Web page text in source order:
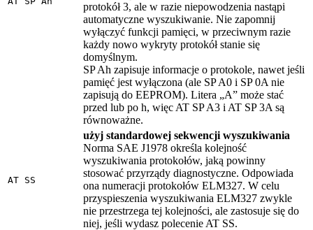
protokół 3, ale w razie niepowodzenia nastąpi
automatyczne wyszukiwanie. Nie zapomnij
wyłączyć funkcji pamięci, w przeciwnym razie
każdy nowo wykryty protokół stanie się
domyślnym.
SP Ah zapisuje informacje o protokole, nawet jeśli
pamięć jest wyłączona (ale SP A0 i SP 0A nie
zapisują do EEPROM). Litera „A” może stać
przed lub po h, więc AT SP A3 i AT SP 3A są
równoważne.
AT SS
użyj standardowej sekwencji wyszukiwania
Norma SAE J1978 określa kolejność
wyszukiwania protokołów, jaką powinny
stosować przyrządy diagnostyczne. Odpowiada
ona numeracji protokołów ELM327. W celu
przyspieszenia wyszukiwania ELM327 zwykle
nie przestrzega tej kolejności, ale zastosuje się do
niej, jeśli wydasz polecenie AT SS.